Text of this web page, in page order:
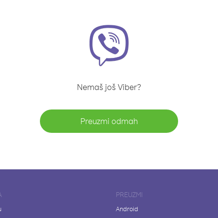
Nemaš još Viber?
Preuzmi odmah
PREUZMI
Android